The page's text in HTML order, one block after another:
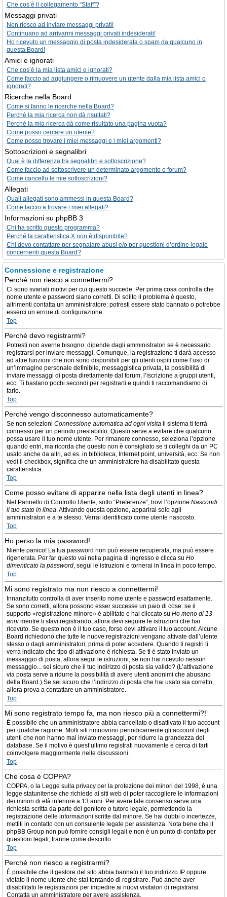
Che cos’è il collegamento “Staff”?
Messaggi privati
Non riesco ad inviare messaggi privati!
Continuano ad arrivarmi messaggi privati indesiderati!
Ho ricevuto un messaggio di posta indesiderata o spam da qualcuno in
questa Board!
Amici e ignorati
Che cos’è la mia lista amici e ignorati?
Come faccio ad aggiungere o rimuovere un utente dalla mia lista amici o
ignorati?
Ricerche nella Board
Come si fanno le ricerche nella Board?
Perché la mia ricerca non dà risultati?
Perché la mia ricerca dà come risultato una pagina vuota?
Come posso cercare un utente?
Come posso trovare i miei messaggi e i miei argomenti?
Sottoscrizioni e segnalibri
Qual è la differenza fra segnalibri e sottoscrizione?
Come faccio ad sottoscrivere un determinato argomento o forum?
Come cancello le mie sottoscrizioni?
Allegati
Quali allegati sono ammessi in questa Board?
Come faccio a trovare i miei allegati?
Informazioni su phpBB 3
Chi ha scritto questo programma?
Perché la caratteristica X non è disponibile?
Chi devo contattare per segnalare abusi e/o per questioni d’ordine legale
concernenti questa Board?
Connessione e registrazione
Perché non riesco a connettermi?
Ci sono svariati motivi per cui questo succede. Per prima cosa controlla che
nome utente e password siano corretti. Di solito il problema è questo,
altrimenti contatta un amministratore: potresti essere stato bannato o potrebbe
esserci un errore di configurazione.
Top
Perché devo registrarmi?
Potresti non averne bisogno: dipende dagli amministratori se è necessario
registrarsi per inviare messaggi. Comunque, la registrazione ti darà accesso
ad altre funzioni che non sono disponibili per gli utenti ospiti come l’uso di
un’immagine personale definibile, messaggistica privata, la possibilità di
inviare messaggi di posta direttamente dal forum, l’iscrizione a gruppi utenti,
ecc. Ti bastano pochi secondi per registrarti e quindi ti raccomandiamo di
farlo.
Top
Perché vengo disconnesso automaticamente?
Se non selezioni Connessione automatica ad ogni visita il sistema ti terrà
connesso per un periodo prestabilito. Questo serve a evitare che qualcuno
possa usare il tuo nome utente. Per rimanere connesso, seleziona l’opzione
quando entri, ma ricorda che questo non è consigliato se ti colleghi da un PC
usato anche da altri, ad es. in biblioteca, Internet point, università, ecc. Se non
vedi il checkbox, significa che un amministratore ha disabilitato questa
caratteristica.
Top
Come posso evitare di apparire nella lista degli utenti in linea?
Nel Pannello di Controllo Utente, sotto “Preferenze”, trovi l’opzione Nascondi
il tuo stato in linea. Attivando questa opzione, apparirai solo agli
amministratori e a te stesso. Verrai identificato come utente nascosto.
Top
Ho perso la mia password!
Niente panico! La tua password non può essere recuperata, ma può essere
rigenerata. Per far questo vai nella pagina di ingresso e clicca su Ho
dimenticato la password, segui le istruzioni e tornerai in linea in poco tempo.
Top
Mi sono registrato ma non riesco a connettermi!
Innanzitutto controlla di aver inserito nome utente e password esattamente.
Se sono corretti, allora possono esser successe un paio di cose: se il
supporto «registrazione minore» è abilitato e hai cliccato su Ho meno di 13
anni mentre ti stavi registrando, allora devi seguire le istruzioni che hai
ricevuto. Se questo non è il tuo caso, forse devi attivare il tuo account. Alcune
Board richiedono che tutte le nuove registrazioni vengano attivate dall’utente
stesso o dagli amministratori, prima di poter accedere. Quando ti registri ti
verrà indicato che tipo di attivazione è richiesta. Se ti è stato inviato un
messaggio di posta, allora segui le istruzioni; se non hai ricevuto nessun
messaggio... sei sicuro che il tuo indirizzo di posta sia valido? (L’attivazione
via posta serve a ridurre la possibilità di avere utenti anonimi che abusano
della Board.) Se sei sicuro che l’indirizzo di posta che hai usato sia corretto,
allora prova a contattare un amministratore.
Top
Mi sono registrato tempo fa, ma non riesco più a connettermi?!
È possibile che un amministratore abbia cancellato o disattivato il tuo account
per qualche ragione. Molti siti rimuovono periodicamente gli account degli
utenti che non hanno mai inviato messaggi, per ridurre la grandezza del
database. Se il motivo è quest’ultimo registrati nuovamente e cerca di farti
coinvolgere maggiormente nelle discussioni.
Top
Che cosa è COPPA?
COPPA, o la Legge sulla privacy per la protezione dei minori del 1998, è una
legge statunitense che richiede ai siti web di poter raccogliere le informazioni
dei minori di età inferiore a 13 anni. Per avere tale consenso serve una
richiesta scritta da parte del genitore o tutore legale, permettendo la
registrazione delle informazioni scritte dal minore. Se hai dubbi o incertezze,
mettiti in contatto con un consulente legale per assistenza. Nota bene che il
phpBB Group non può fornire consigli legali e non è un punto di contatto per
questioni legali, tranne come descritto.
Top
Perché non riesco a registrarmi?
È possibile che il gestore del sito abbia bannato il tuo indirizzo IP oppure
vietato il nome utente che stai tentando di registrare. Può anche aver
disabilitato le registrazioni per impedire ai nuovi visitatori di registrarsi.
Contatta un amministratore per avere assistenza.